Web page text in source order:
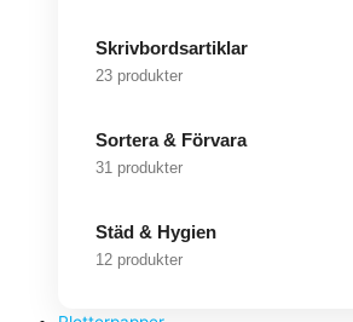
Skrivbordsartiklar
23 produkter
Sortera & Förvara
31 produkter
Städ & Hygien
12 produkter